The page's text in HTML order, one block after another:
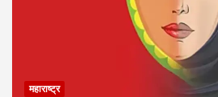
महाराष्ट्र